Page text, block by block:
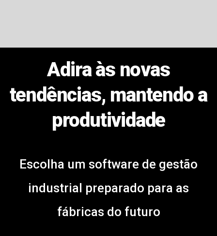
Adira às novas
tendências, mantendo a
produtividade
Escolha um software de gestão
industrial preparado para as
fábricas do futuro